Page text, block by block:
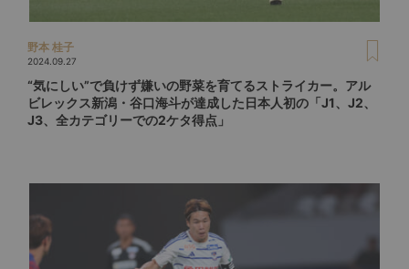
野本 桂子
2024.09.27
“気にしい”で負けず嫌いの野菜を育てるストライカー。アル
ビレックス新潟・谷口海斗が達成した日本人初の「J1、J2、
J3、全カテゴリーでの2ケタ得点」